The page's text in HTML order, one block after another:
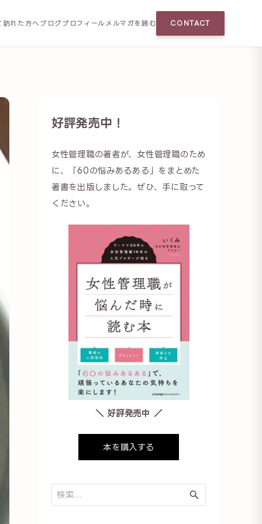
訪れた方へ ブログ プロフィール メルマガを読む CONTACT
好評発売中！
女性管理職の著者が、女性管理職のため
に、「60の悩みあるある」をまとめた
著書を出版しました。ぜひ、手に取って
ください。
＼ 好評発売中 ／
本を購入する